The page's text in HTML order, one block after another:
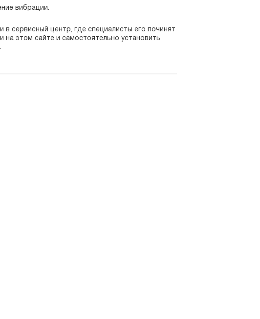
вибрации.
сервисный центр, где специалисты его починят
на этом сайте и самостоятельно установить